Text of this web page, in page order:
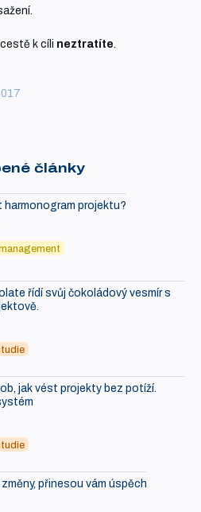
k cíli neztratíte
články
harmonogram projektu?
řídí svůj čokoládový vesmír s
jak vést projekty bez potíží.
přinesou vám úspěch